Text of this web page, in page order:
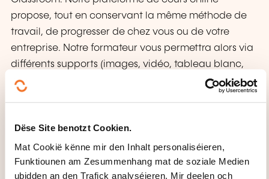
Dëse Site benotzt Cookien.
Mat Cookië kënne mir den Inhalt personaliséieren,
Funktiounen am Zesummenhang mat de soziale Medien
ubidden an den Trafick analyséieren. Mir deelen och
propose, tout en conservant la même méthode de
travail, de progresser de chez vous ou de votre
entreprise. Notre formateur vous permettra alors via
différents supports (images, vidéo, tableau blanc,
etc …) de progresser dans la langue ciblée.
METHODE GI BENOTZT?
inlingua®